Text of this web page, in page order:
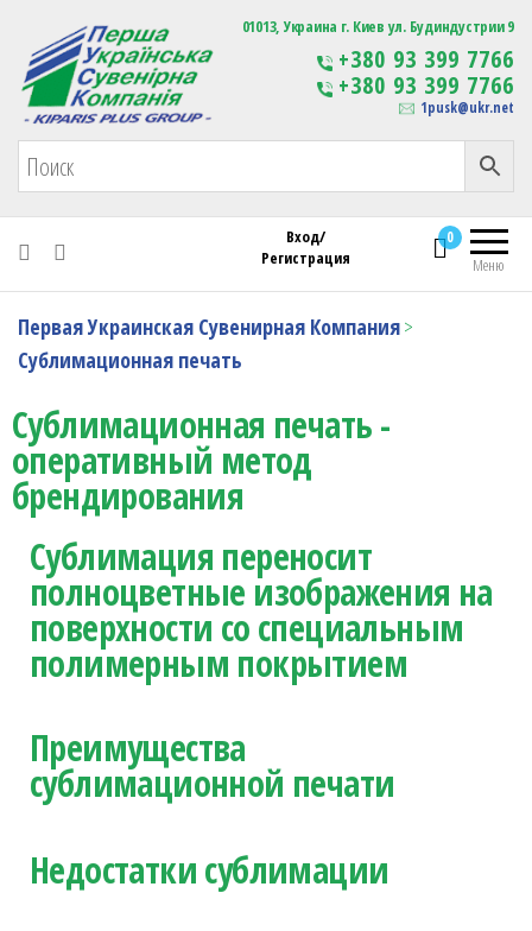
Первая Украинская Сувенирная Компания Изготовление
сувенирной продукции
с логотипом
01013, Украина г. Киев ул. Будиндустрии 9
+380 93 399 7766
+380 93 399 7766
1pusk@ukr.net
Меню
0
Вход/
Регистрация
Первая Украинская Сувенирная Компания>
Сублимационная печать
Сублимационная печать -
оперативный метод
брендирования
Сублимация переносит
полноцветные изображения на
поверхности со специальным
полимерным покрытием
Преимущества
сублимационной печати
Недостатки сублимации